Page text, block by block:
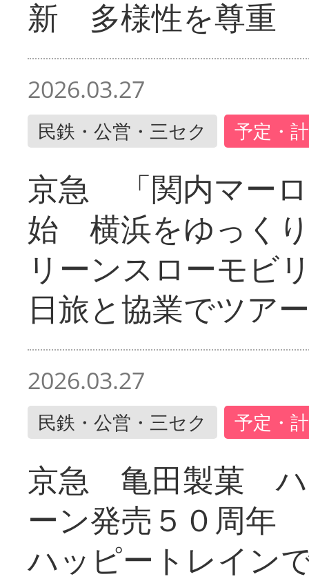
新 多様性を尊重
2026.03.27
民鉄・公営・三セク 予定・
京急 「関内マー
始 横浜をゆっく
リーンスローモ
日旅と協業でツアー
2026.03.27
民鉄・公営・三セク 予定・
京急 亀田製菓 ハ
ーン発売５０周年
ハッピートレイン